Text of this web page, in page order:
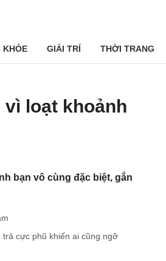
KHỎE GIẢI TRÍ THỜI TRANG
vì loạt khoảnh
bạn vô cùng đặc biệt, gắn
trả cực phũ khiến ai cũng ngỡ